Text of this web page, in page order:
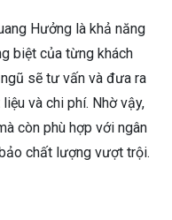
Hưởng là khả năng
biệt của từng khách
sẽ tư vấn và đưa ra
và chi phí. Nhờ vậy,
còn phù hợp với ngân
chất lượng vượt trội.